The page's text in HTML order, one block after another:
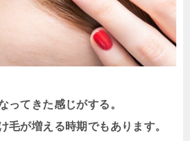
ってきた感じがする。
毛が増える時期でもあります。